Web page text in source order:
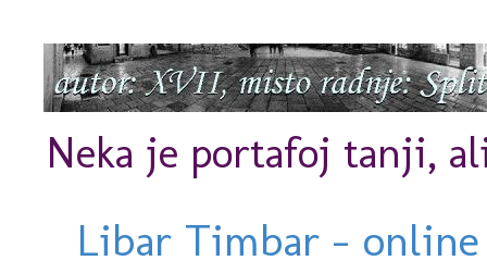
Neka je portafoj tanji,
Libar Timbar -